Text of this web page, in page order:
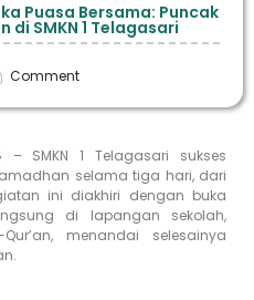
Puasa Bersama: Puncak
di SMKN 1 Telagasari
Comment
– SMKN 1 Telagasari sukses
selama tiga hari, dari
ini diakhiri dengan buka
di lapangan sekolah,
menandai selesainya